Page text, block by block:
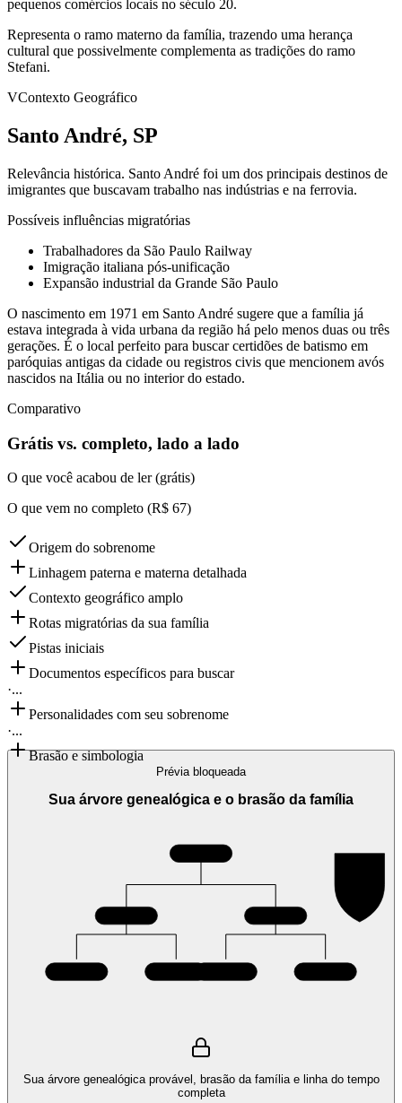
pequenos comércios locais no século 20.
Representa o ramo materno da família, trazendo uma herança
cultural que possivelmente complementa as tradições do ramo
Stefani.
VContexto Geográfico
Santo André, SP
Relevância histórica. Santo André foi um dos principais destinos de
imigrantes que buscavam trabalho nas indústrias e na ferrovia.
Possíveis influências migratórias
Trabalhadores da São Paulo Railway
Imigração italiana pós-unificação
Expansão industrial da Grande São Paulo
O nascimento em 1971 em Santo André sugere que a família já
estava integrada à vida urbana da região há pelo menos duas ou três
gerações. É o local perfeito para buscar certidões de batismo em
paróquias antigas da cidade ou registros civis que mencionem avós
nascidos na Itália ou no interior do estado.
Comparativo
Grátis vs. completo, lado a lado
O que você acabou de ler (grátis)
O que vem no completo (R$ 67)
Origem do sobrenome
Linhagem paterna e materna detalhada
Contexto geográfico amplo
Rotas migratórias da sua família
Pistas iniciais
Documentos específicos para buscar
·...
Personalidades com seu sobrenome
·...
Brasão e simbologia
Prévia bloqueada
Sua árvore genealógica e o brasão da família
Sua árvore genealógica provável, brasão da família e linha do tempo
completa